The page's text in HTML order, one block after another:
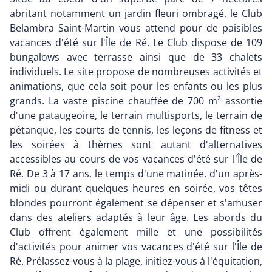
abritant notamment un jardin fleuri ombragé, le Club
Belambra Saint-Martin vous attend pour de paisibles
vacances d'été sur l'Île de Ré. Le Club dispose de 109
bungalows avec terrasse ainsi que de 33 chalets
individuels. Le site propose de nombreuses activités et
animations, que cela soit pour les enfants ou les plus
grands. La vaste piscine chauffée de 700 m² assortie
d'une pataugeoire, le terrain multisports, le terrain de
pétanque, les courts de tennis, les leçons de fitness et
les soirées à thèmes sont autant d'alternatives
accessibles au cours de vos vacances d'été sur l'Île de
Ré. De 3 à 17 ans, le temps d'une matinée, d'un après-
midi ou durant quelques heures en soirée, vos têtes
blondes pourront également se dépenser et s'amuser
dans des ateliers adaptés à leur âge. Les abords du
Club offrent également mille et une possibilités
d'activités pour animer vos vacances d'été sur l'Île de
Ré. Prélassez-vous à la plage, initiez-vous à l'équitation,